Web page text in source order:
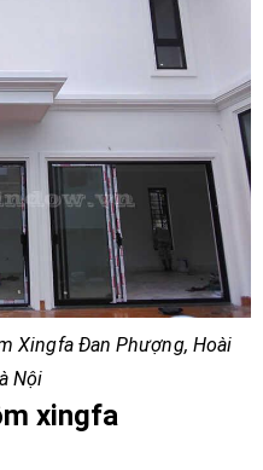
Xingfa Đan Phượng, Hoài
Nội
xingfa